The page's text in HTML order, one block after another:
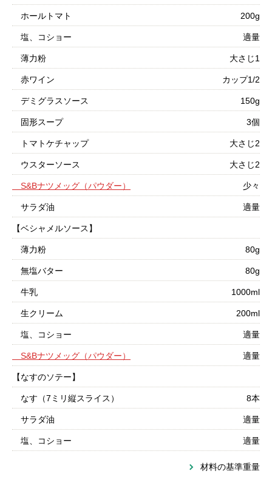
ホールトマト 200g
塩、コショー 適量
薄力粉 大さじ1
赤ワイン カップ1/2
デミグラスソース 150g
固形スープ 3個
トマトケチャップ 大さじ2
ウスターソース 大さじ2
S&Bナツメッグ（パウダー） 少々
サラダ油 適量
【ベシャメルソース】
薄力粉 80g
無塩バター 80g
牛乳 1000ml
生クリーム 200ml
塩、コショー 適量
S&Bナツメッグ（パウダー） 適量
【なすのソテー】
なす（7ミリ縦スライス） 8本
サラダ油 適量
塩、コショー 適量
材料の基準重量